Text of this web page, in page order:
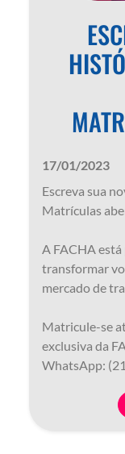
17/01/2023
Escreva sua
Matrículas
A FACHA
transformar
mercado de
Matricule-se
exclusiva da
WhatsApp: